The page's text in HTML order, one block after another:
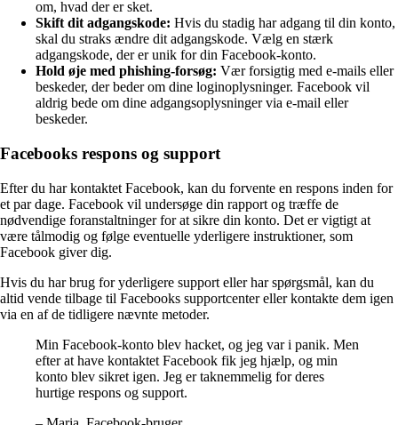
om, hvad der er sket.
Skift dit adgangskode: Hvis du stadig har adgang til din konto,
skal du straks ændre dit adgangskode. Vælg en stærk
adgangskode, der er unik for din Facebook-konto.
Hold øje med phishing-forsøg: Vær forsigtig med e-mails eller
beskeder, der beder om dine loginoplysninger. Facebook vil
aldrig bede om dine adgangsoplysninger via e-mail eller
beskeder.
Facebooks respons og support
Efter du har kontaktet Facebook, kan du forvente en respons inden for
et par dage. Facebook vil undersøge din rapport og træffe de
nødvendige foranstaltninger for at sikre din konto. Det er vigtigt at
være tålmodig og følge eventuelle yderligere instruktioner, som
Facebook giver dig.
Hvis du har brug for yderligere support eller har spørgsmål, kan du
altid vende tilbage til Facebooks supportcenter eller kontakte dem igen
via en af de tidligere nævnte metoder.
Min Facebook-konto blev hacket, og jeg var i panik. Men
efter at have kontaktet Facebook fik jeg hjælp, og min
konto blev sikret igen. Jeg er taknemmelig for deres
hurtige respons og support.